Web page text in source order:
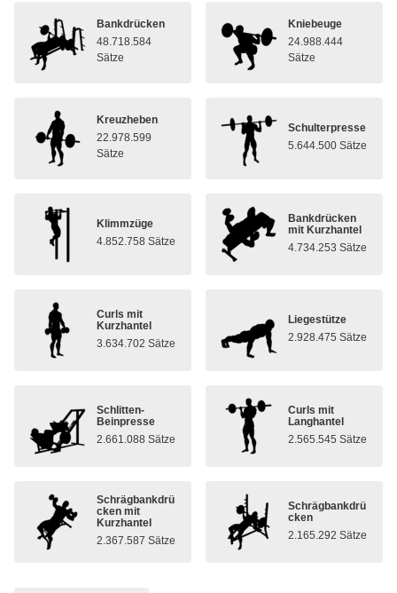
Bankdrücken
48.718.584
Sätze
Kniebeuge
24.988.444
Sätze
Kreuzheben
22.978.599
Sätze
Schulterpresse
5.644.500 Sätze
Klimmzüge
4.852.758 Sätze
Bankdrücken
mit Kurzhantel
4.734.253 Sätze
Curls mit
Kurzhantel
3.634.702 Sätze
Liegestütze
2.928.475 Sätze
Schlitten-
Beinpresse
2.661.088 Sätze
Curls mit
Langhantel
2.565.545 Sätze
Schrägbankdrü
cken mit
Kurzhantel
2.367.587 Sätze
Schrägbankdrü
cken
2.165.292 Sätze